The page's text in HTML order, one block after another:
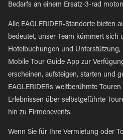
Bedarfs an einem Ersatz-3-rad
Alle EAGLERIDER-Standorte bieten
bedeutet, unser Team kümmert sich
Hotelbuchungen und
Mobile Tour Guide App zur
erscheinen, aufsteigen, starten und
EAGLERIDERs weltberühmte
Erlebnissen über selbstgeführte
hin zu Firmenevents.
Wenn Sie für Ihre Vermietung oder